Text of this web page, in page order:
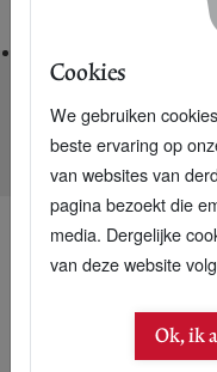
Nieuwsarchief
Bekroonde FSC-
11 april 2006
Cookies
We gebruiken
beste ervaring op
van websites van
pagina bezoekt die
media. Dergelijke
van deze website
Ok, ik